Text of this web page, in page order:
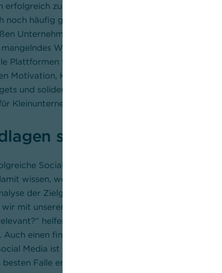
zu werden. Kleine und mittelständische
noch häufig großen Respekt vor der
Unternehmen und deren hohen Social-Media-Etas
Wissen und fehlende Ressourcen sind
Plattformen wie Facebook nicht nutzen. Was vielen
Motivation, Kreativität und einer kleinen Portion Mut
und soliden Grundkenntnissen bereits erfolgreiche
Kleinunternehmen umsetzen.
setzen
Social-Media-Kampagne ist, dass
wissen, wen und was sie mit dem Engagement
der Zielgruppen ist ein erster wichtiger Schritt.
mit unseren Inhalten erreichen?“ oder „Welche
helfen dabei, die eigenen Zielgruppen und
einen finanziellen Rahmen sollte man für sein
Media ist nur ein Instrument im Kommunikations-
Falle ergänzend zu anderen Kanälen genutzt.